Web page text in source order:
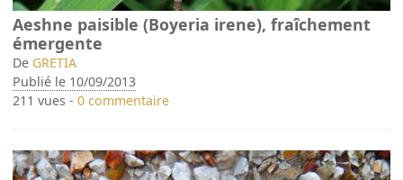
Aeshne paisible (Boyeria irene), fraîchement
émergente
De GRETIA
Publié le 10/09/2013
211 vues -0 commentaire